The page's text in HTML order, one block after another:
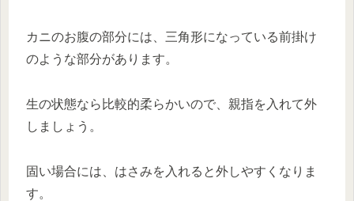
カニのお腹の部分には、三角形になっている前掛け
のような部分があります。
生の状態なら比較的柔らかいので、親指を入れて外
しましょう。
固い場合には、はさみを入れると外しやすくなりま
す。